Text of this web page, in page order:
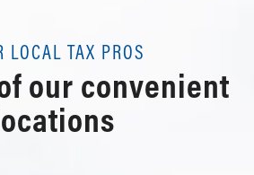
LOCAL TAX PROS
our convenient